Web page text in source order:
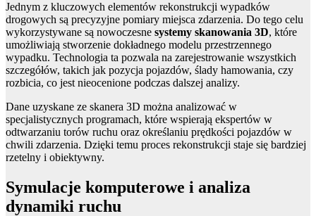
Jednym z kluczowych elementów rekonstrukcji wypadków
drogowych są precyzyjne pomiary miejsca zdarzenia. Do tego celu
wykorzystywane są nowoczesne systemy skanowania 3D, które
umożliwiają stworzenie dokładnego modelu przestrzennego
wypadku. Technologia ta pozwala na zarejestrowanie wszystkich
szczegółów, takich jak pozycja pojazdów, ślady hamowania, czy
rozbicia, co jest nieocenione podczas dalszej analizy.
Dane uzyskane ze skanera 3D można analizować w
specjalistycznych programach, które wspierają ekspertów w
odtwarzaniu torów ruchu oraz określaniu prędkości pojazdów w
chwili zdarzenia. Dzięki temu proces rekonstrukcji staje się bardziej
rzetelny i obiektywny.
Symulacje komputerowe i analiza
dynamiki ruchu